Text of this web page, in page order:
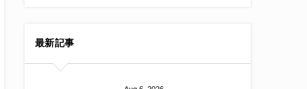
最新記事